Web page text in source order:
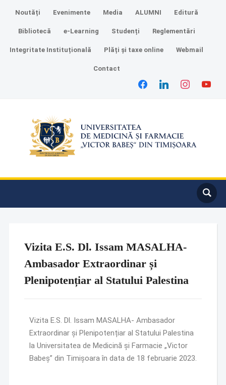
Noutăți Evenimente Media ALUMNI Editură
Bibliotecă e-Learning Studenți Reglementări
Integritate Instituțională Plăți și taxe online Webmail
Contact
Vizita E.S. Dl. Issam MASALHA-
Ambasador Extraordinar și
Plenipotențiar al Statului Palestina
Vizita E.S. Dl. Issam MASALHA- Ambasador
Extraordinar și Plenipotențiar al Statului Palestina
la Universitatea de Medicină și Farmacie „Victor
Babeș” din Timișoara în data de 18 februarie 2023.